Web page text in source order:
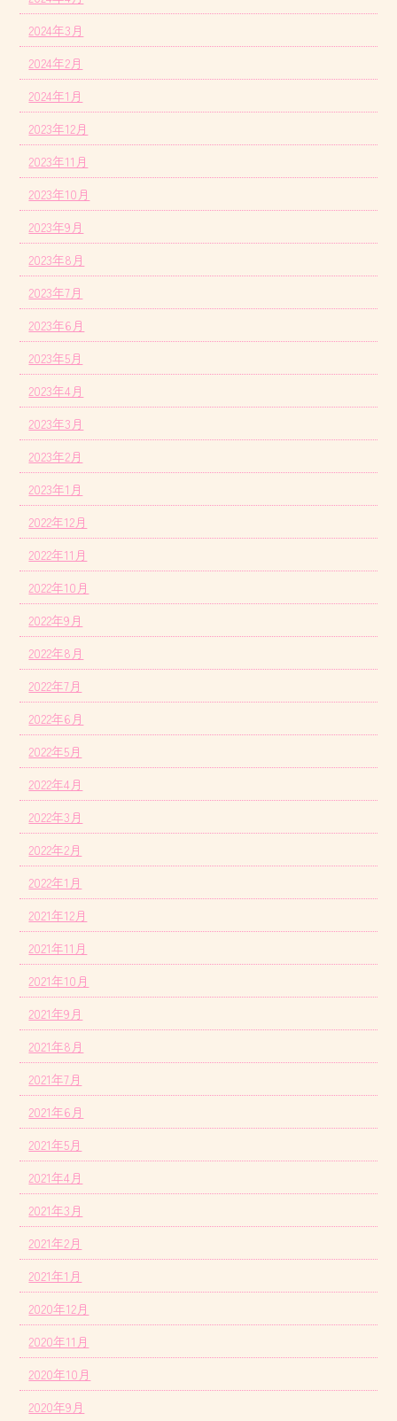
2024年3月
2024年2月
2024年1月
2023年12月
2023年11月
2023年10月
2023年9月
2023年8月
2023年7月
2023年6月
2023年5月
2023年4月
2023年3月
2023年2月
2023年1月
2022年12月
2022年11月
2022年10月
2022年9月
2022年8月
2022年7月
2022年6月
2022年5月
2022年4月
2022年3月
2022年2月
2022年1月
2021年12月
2021年11月
2021年10月
2021年9月
2021年8月
2021年7月
2021年6月
2021年5月
2021年4月
2021年3月
2021年2月
2021年1月
2020年12月
2020年11月
2020年10月
2020年9月